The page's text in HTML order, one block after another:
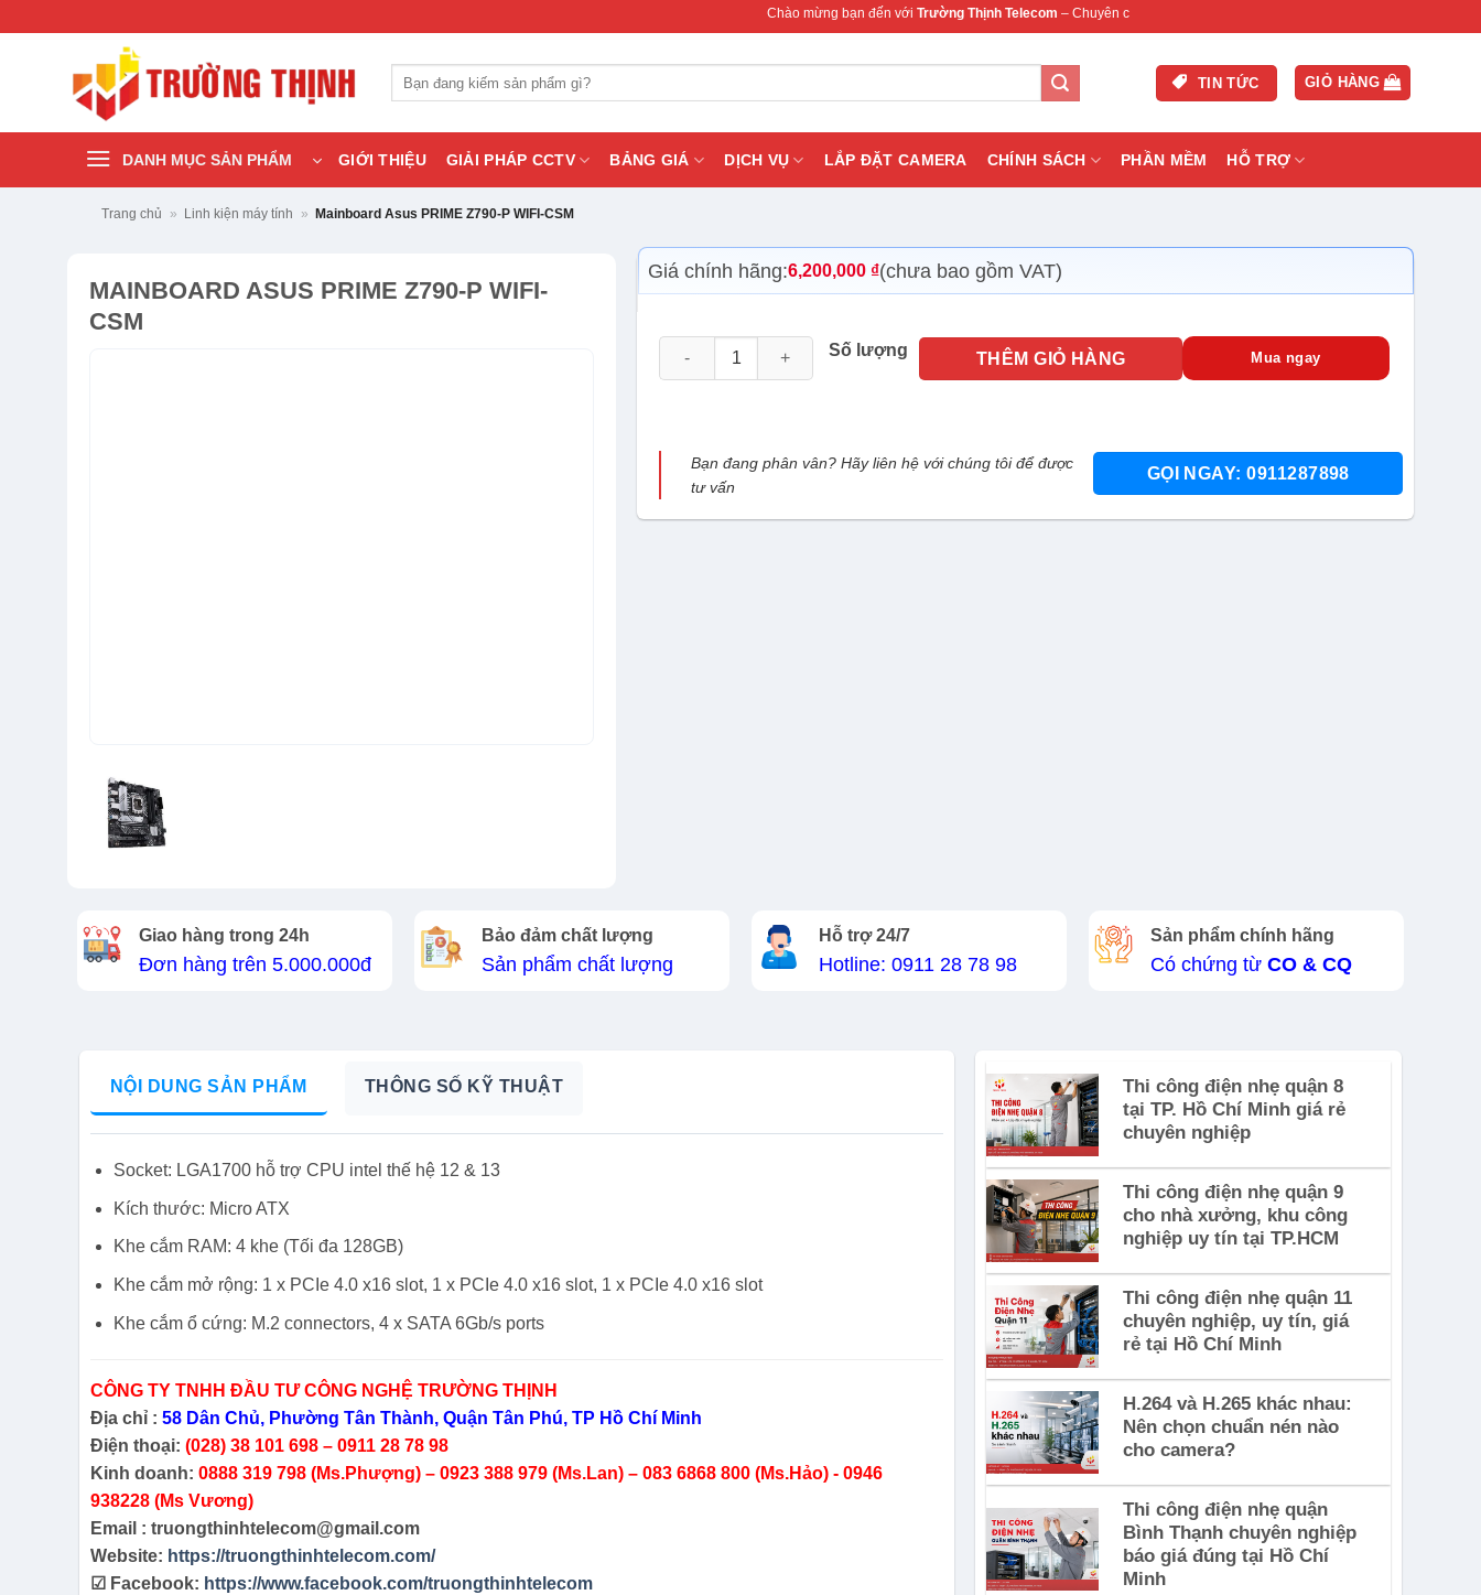
Chào mừng bạn đến vớiTrường Thịnh Telecom– Chuyên cung cấp thiết bị mạng & camera chính hãng, bảo hành , hỗ trợ nhanh.
kiếm:
TIN TỨC GIỎ HÀNG
DANH MỤC SẢN PHẨM GIỚI THIỆU GIẢI PHÁP CCTV BẢNG GIÁ DỊCH VỤ LẮP ĐẶT CAMERA CHÍNH SÁCH PHẦN MỀM HỖ TRỢ
Trang chủ » Linh kiện máy tính » Mainboard Asus PRIME Z790-P WIFI-CSM
MAINBOARD ASUS PRIME Z790-P WIFI-
CSM
Giá chính hãng:6,200,000 ₫(chưa bao gồm VAT)
Số lượng
Mainboard Asus PRIME Z790-P WIFI-CSM số lượng
THÊM GIỎ HÀNG Mua ngay
Bạn đang phân vân? Hãy liên hệ với chúng tôi để được
tư vấn
GỌI NGAY: 0911287898
Giao hàng trong 24h
Đơn hàng trên 5.000.000đ
Bảo đảm chất lượng
Sản phẩm chất lượng
Hỗ trợ 24/7
Hotline: 0911 28 78 98
Sản phẩm chính hãng
Có chứng từ CO & CQ
NỘI DUNG SẢN PHẨM THÔNG SỐ KỸ THUẬT
Socket: LGA1700 hỗ trợ CPU intel thế hệ 12 & 13
Kích thước: Micro ATX
Khe cắm RAM: 4 khe (Tối đa 128GB)
Khe cắm mở rộng: 1 x PCIe 4.0 x16 slot, 1 x PCIe 4.0 x16 slot, 1 x PCIe 4.0 x16 slot
Khe cắm ổ cứng: M.2 connectors, 4 x SATA 6Gb/s ports
CÔNG TY TNHH ĐẦU TƯ CÔNG NGHỆ TRƯỜNG THỊNH
Địa chỉ : 58 Dân Chủ, Phường Tân Thành, Quận Tân Phú, TP Hồ Chí Minh
Điện thoại: (028) 38 101 698 – 0911 28 78 98
Kinh doanh: 0888 319 798 (Ms.Phượng) – 0923 388 979 (Ms.Lan) – 083 6868 800 (Ms.Hảo) - 0946
938228 (Ms Vương)
Email : truongthinhtelecom@gmail.com
Website: https://truongthinhtelecom.com/
☑ Facebook: https://www.facebook.com/truongthinhtelecom
Thi công điện nhẹ quận 8
tại TP. Hồ Chí Minh giá rẻ
chuyên nghiệp
Thi công điện nhẹ quận 9
cho nhà xưởng, khu công
nghiệp uy tín tại TP.HCM
Thi công điện nhẹ quận 11
chuyên nghiệp, uy tín, giá
rẻ tại Hồ Chí Minh
H.264 và H.265 khác nhau:
Nên chọn chuẩn nén nào
cho camera?
Thi công điện nhẹ quận
Bình Thạnh chuyên nghiệp
báo giá đúng tại Hồ Chí
Minh